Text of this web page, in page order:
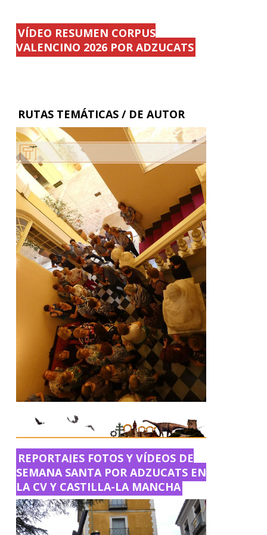
VÍDEO RESUMEN CORPUS
VALENCINO 2026 POR ADZUCATS
RUTAS TEMÁTICAS / DE AUTOR
REPORTAJES FOTOS Y VÍDEOS DE
SEMANA SANTA POR ADZUCATS EN
LA CV Y CASTILLA-LA MANCHA